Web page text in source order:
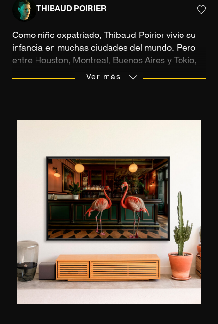
THIBAUD POIRIER
Como niño expatriado, Thibaud Poirier vivió su
infancia en muchas ciudades del mundo. Pero
entre Houston, Montreal, Buenos Aires y Tokio,
es esta última la que más le ha influido: "Allí
su carrera de fotógrafo, como asesor de diseño
de interiores en París. Empezó a fotografiar en
2013, cuando tenía 26 años, con un simple
iPhone y las primeras aplicaciones de edición
fotográfica. Uno de sus principales proyectos
reúne fotos de bibliotecas e iglesias: "Elegí las
bibliotecas y las iglesias porque quería mirar a
través de la historia y mostrar cómo un espacio
con una función similar podía ser interpretado de
forma tan diferente geográficamente y a través
de los siglos". Influido por Candida Hofer e
Ver más